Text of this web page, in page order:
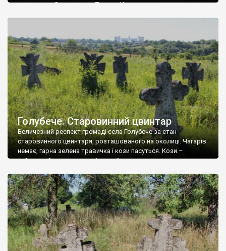
мешканець Самгородка. Палац у Красному вразив не лише
Голубече. Старовинний цвинтар
Величезний респект громаді села Голубече за стан
старовинного цвинтаря, розташованого на околиці. Чагарів
немає, гарна зелена травичка і кози пасуться. Кози –
найкращий регулятор шкідливої, для старих кладовищ,
бруньками, кози ті бруньки обгризають, бо то улюблений
делікатес. На цвинтарі у Голубечому ціла колекція
різноманітних форм хрестів. Село відносно невелике, […]